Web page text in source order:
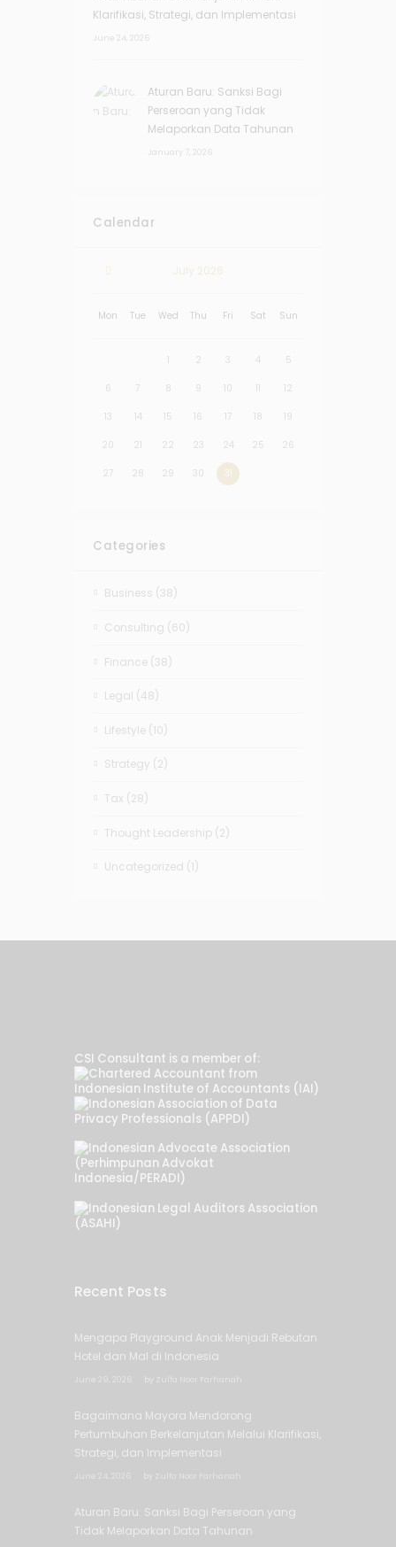
Klarifikasi, Strategi, dan Implementasi
June 24, 2026
Aturan Baru: Sanksi Bagi
Perseroan yang Tidak
Melaporkan Data Tahunan
January 7, 2026
Calendar
July 2026
Mon Tue Wed Thu Fri Sat Sun
1 2 3 4 5
6 7 8 9 10 11 12
13 14 15 16 17 18 19
20 21 22 23 24 25 26
27 28 29 30 31
Categories
Business (38)
Consulting (60)
Finance (38)
Legal (48)
Lifestyle (10)
Strategy (2)
Tax (28)
Thought Leadership (2)
Uncategorized (1)
CSI Consultant is a member of:
Recent Posts
Mengapa Playground Anak Menjadi Rebutan
Hotel dan Mal di Indonesia
by
Bagaimana Mayora Mendorong
Pertumbuhan Berkelanjutan Melalui Klarifikasi,
Strategi, dan Implementasi
by
Aturan Baru: Sanksi Bagi Perseroan yang
Tidak Melaporkan Data Tahunan